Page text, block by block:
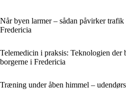
Når byen larmer – sådan påvirker
Fredericia
Telemedicin i praksis: Teknologien der
borgerne i Fredericia
Træning under åben himmel –